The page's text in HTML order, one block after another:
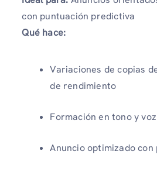
con puntuación predictiva
Qué hace:
Variaciones de copias
de rendimiento
Formación en tono y
Anuncio optimizado